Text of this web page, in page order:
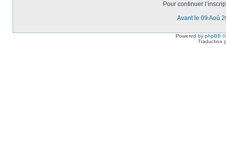
Pour continuer
Avant le 09 Aoû
Powered by phpBB
Traduction